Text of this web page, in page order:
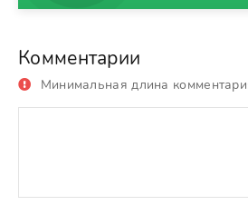
Комментарии
Минимальная длина